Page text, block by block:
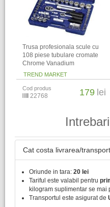
Trusa profesionala scule cu
108 piese tubulare cromate
Chrome Vanadium
TREND MARKET
Cod produs
22768 179 lei
Cat costa livrarea/
Oriunde in tara: 20 lei
Tariful este valabil pentru
kilogram suplimentar se mai
Transportul este asigurat de